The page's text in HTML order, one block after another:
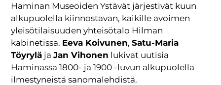
Haminan Museoiden Ystävät järjestivät kuun
alkupuolella kiinnostavan, kaikille avoimen
yleisötilaisuuden yhteisötalo Hilman
kabinetissa. Eeva Koivunen,Satu-Maria
Töyrylä jaJan Vihonen lukivat uutisia
Haminassa 1800- ja 1900 -luvun alkupuolella
ilmestyneistä sanomalehdistä.